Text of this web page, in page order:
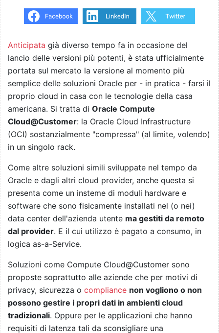
Anticipata già diverso tempo fa in occasione del
lancio delle versioni più potenti, è stata ufficialmente
portata sul mercato la versione al momento più
semplice delle soluzioni Oracle per - in pratica - farsi il
proprio cloud in casa con le tecnologie della casa
americana. Si tratta di Oracle Compute
Cloud@Customer: la Oracle Cloud Infrastructure
(OCI) sostanzialmente "compressa" (al limite, volendo)
in un singolo rack.
Come altre soluzioni simili sviluppate nel tempo da
Oracle e dagli altri cloud provider, anche questa si
presenta come un insteme di moduli hardware e
software che sono fisicamente installati nel (o nei)
data center dell'azienda utente ma gestiti da remoto
dal provider. E il cui utilizzo è pagato a consumo, in
logica as-a-Service.
Soluzioni come Compute Cloud@Customer sono
proposte soprattutto alle aziende che per motivi di
privacy, sicurezza o compliance non vogliono o non
possono gestire i propri dati in ambienti cloud
tradizionali. Oppure per le applicazioni che hanno
requisiti di latenza tali da sconsigliare una